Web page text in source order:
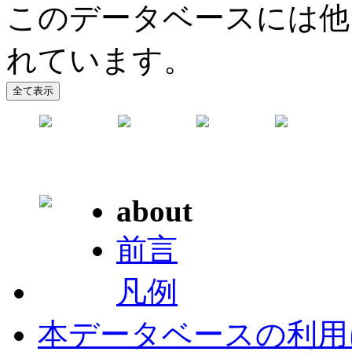
このデータベースには
れています。
about
前言
凡例
本データベースの利